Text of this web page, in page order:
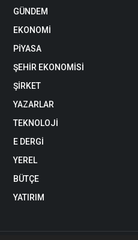
GÜNDEM
EKONOMİ
PİYASA
ŞEHİR EKONOMİSİ
ŞİRKET
YAZARLAR
TEKNOLOJİ
E DERGİ
YEREL
BÜTÇE
YATIRIM